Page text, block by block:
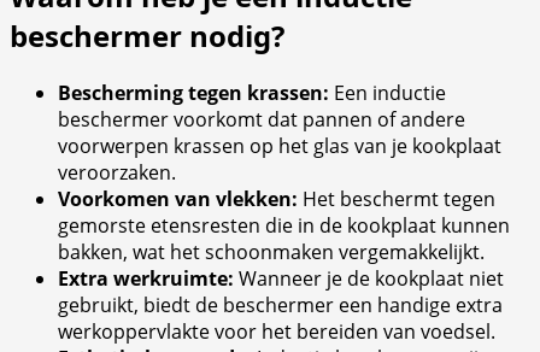
beschermer nodig?
Bescherming tegen krassen: Een inductie
beschermer voorkomt dat pannen of andere
voorwerpen krassen op het glas van je kookplaat
veroorzaken.
Voorkomen van vlekken: Het beschermt tegen
gemorste etensresten die in de kookplaat kunnen
bakken, wat het schoonmaken vergemakkelijkt.
Extra werkruimte: Wanneer je de kookplaat niet
gebruikt, biedt de beschermer een handige extra
werkoppervlakte voor het bereiden van voedsel.